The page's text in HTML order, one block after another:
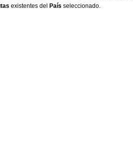
existentes del País seleccionado.